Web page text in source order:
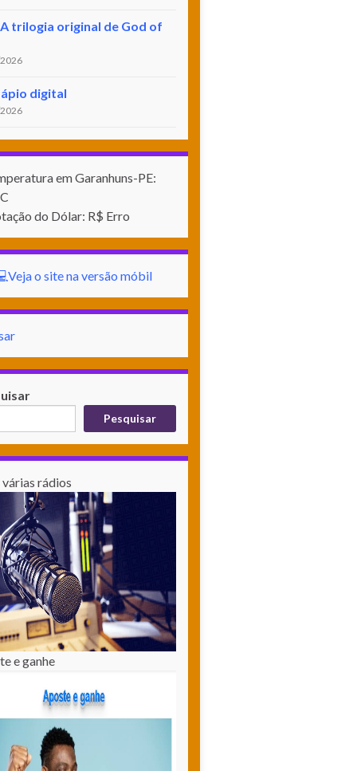
trilogia original de God of
digital
em Garanhuns-PE:
do Dólar: R$ Erro
o site na versão móbil
Pesquisar
várias rádios
e ganhe